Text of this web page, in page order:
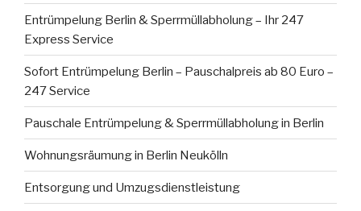
Entrümpelung Berlin & Sperrmüllabholung – Ihr 247
Express Service
Sofort Entrümpelung Berlin – Pauschalpreis ab 80 Euro –
247 Service
Pauschale Entrümpelung & Sperrmüllabholung in Berlin
Wohnungsräumung in Berlin Neukölln
Entsorgung und Umzugsdienstleistung